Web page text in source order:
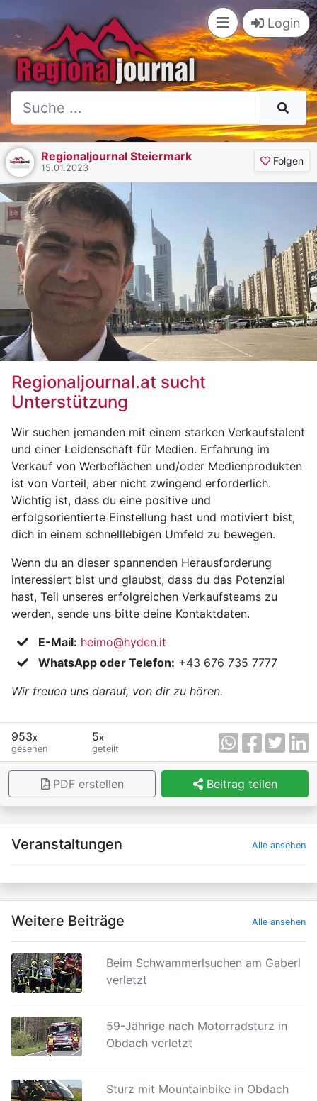
Login
Regionaljournal Steiermark
15.01.2023
Folgen
Regionaljournal.at sucht
Unterstützung
Wir suchen jemanden mit einem starken Verkaufstalent
und einer Leidenschaft für Medien. Erfahrung im
Verkauf von Werbeflächen und/oder Medienprodukten
ist von Vorteil, aber nicht zwingend erforderlich.
Wichtig ist, dass du eine positive und
erfolgsorientierte Einstellung hast und motiviert bist,
dich in einem schnelllebigen Umfeld zu bewegen.
Wenn du an dieser spannenden Herausforderung
interessiert bist und glaubst, dass du das Potenzial
hast, Teil unseres erfolgreichen Verkaufsteams zu
werden, sende uns bitte deine Kontaktdaten.
E-Mail: heimo@hyden.it
WhatsApp oder Telefon: +43 676 735 7777
Wir freuen uns darauf, von dir zu hören.
953x
gesehen
5x
geteilt
PDF erstellen Beitrag teilen
×
Veranstaltungen Alle ansehen
Weitere Beiträge Alle ansehen
Beim Schwammerlsuchen am Gaberl
verletzt
59-Jährige nach Motorradsturz in
Obdach verletzt
Sturz mit Mountainbike in Obdach